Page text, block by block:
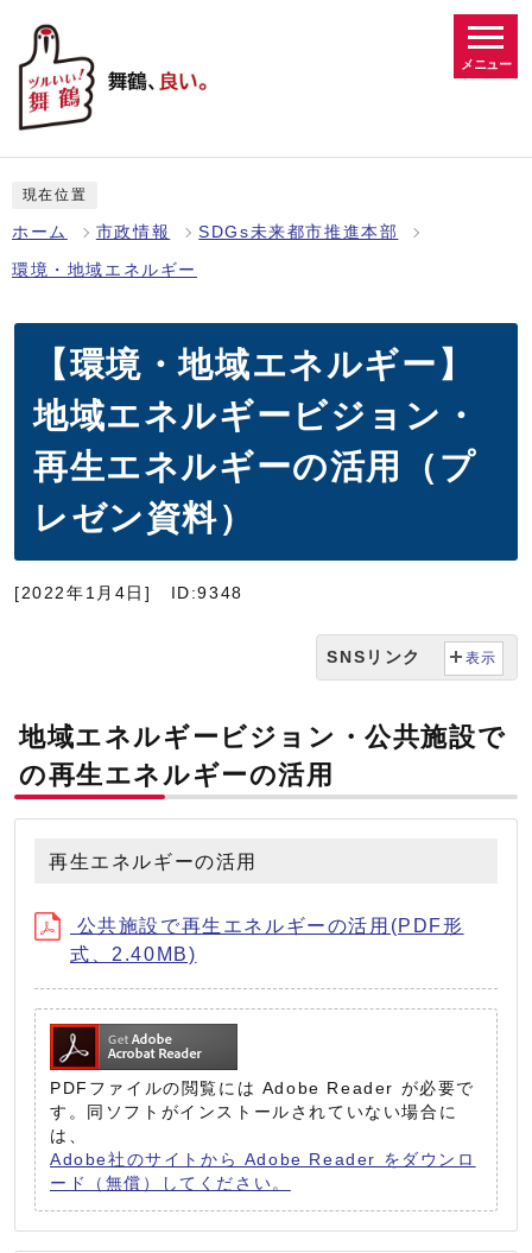
メニュー
現在位置
ホーム 市政情報 SDGs未来都市推進本部
環境・地域エネルギー
【環境・地域エネルギー】
地域エネルギービジョン・
再生エネルギーの活用（プ
レゼン資料）
[2022年1月4日] ID:9348
SNSリンク 表示
地域エネルギービジョン・公共施設で
の再生エネルギーの活用
再生エネルギーの活用
公共施設で再生エネルギーの活用(PDF形
式、2.40MB)
PDFファイルの閲覧には Adobe Reader が必要で
す。同ソフトがインストールされていない場合に
は、
Adobe社のサイトから Adobe Reader をダウンロ
ード（無償）してください。